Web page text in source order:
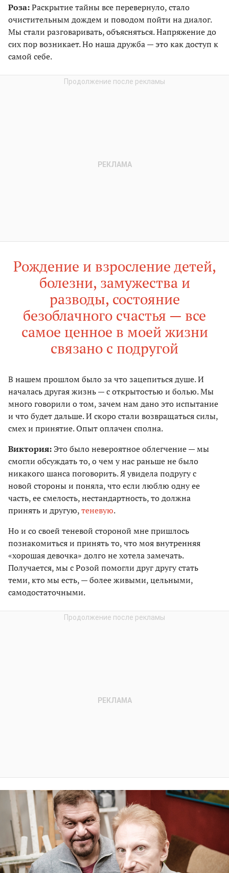
Роза:Раскрытие тайны все перевернуло, стало
очистительным дождем и поводом пойти на диалог.
Мы стали разговаривать, объясняться. Напряжение до
сих пор возникает. Но наша дружба — это как доступ к
самой себе.
Рождение и взросление детей,
болезни, замужества и
разводы, состояние
безоблачного счастья — все
самое ценное в моей жизни
связано с подругой
В нашем прошлом было за что зацепиться душе. И
началась другая жизнь — с открытостью и болью. Мы
много говорили о том, зачем нам дано это испытание
и что будет дальше. И скоро стали возвращаться силы,
смех и принятие. Опыт оплачен сполна.
Виктория: Это было невероятное облегчение — мы
смогли обсуждать то, о чем у нас раньше не было
никакого шанса поговорить. Я увидела подругу с
новой стороны и поняла, что если люблю одну ее
часть, ее смелость, нестандартность, то должна
принять и другую,теневую.
Но и со своей теневой стороной мне пришлось
познакомиться и принять то, что моя внутренняя
«хорошая девочка» долго не хотела замечать.
Получается, мы с Розой помогли друг другу стать
теми, кто мы есть, — более живыми, цельными,
самодостаточными.